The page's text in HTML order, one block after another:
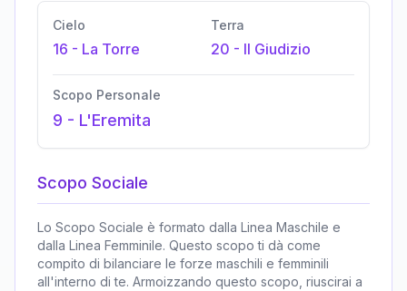
Cielo
16 - La Torre
Terra
20 - Il Giudizio
Scopo Personale
9 - L'Eremita
Scopo Sociale
Lo Scopo Sociale è formato dalla Linea Maschile e
dalla Linea Femminile. Questo scopo ti dà come
compito di bilanciare le forze maschili e femminili
all'interno di te. Armoizzando questo scopo, riuscirai a